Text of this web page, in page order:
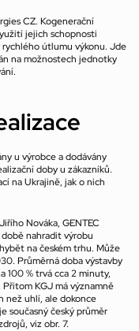
CZ. Kogenerační
jejich schopnosti
rychlého útlumu výkonu. Jde
na možnostech jednotky
u výrobce a dodávány
doby u zákazníků.
na Ukrajině, jak o nich
Nováka, GENTEC
nahradit výrobu
na českém trhu. Může
Průměrná doba výstavby
100 % trvá cca 2 minuty,
KGJ má významně
než uhlí, ale dokonce
současný český průměr
viz obr. 7.